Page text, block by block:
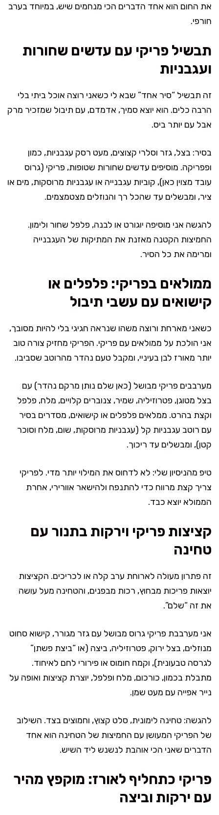
את החום הוא אחד הדברים הכי מנחמים שיש, במיוחד בערב
חורפי.
תבשיל פריקי עם עדשים שחורות
ועגבניות
זה תבשיל “סיר אחד” שבא לי כשאני רוצה אוכל ביתי בלי
הרבה כלים. הוא יוצא סמיך, אדמדם, עם תיבול שמזכיר מרק
אבל עם יותר ביס.
בסיר: בצל, גזר וסלרי קצוצים, מעט רסק עגבניות, כמון
ופפריקה. מוסיפים עדשים שחורות שטופות, פריקי (גרוס
עובד מצוין כאן), קוביות עגבנייה או עגבניות מרוסקות, מים או
ציר, ומבשלים עד שהכל רך והנוזלים מצטמצמים.
להגשה אני מוסיפה יוגורט או לבנה, פלפל שחור ולימון.
החמיצות הקטנה מאזנת את המתיקות של העגבנייה
ומרימה את כל הסיר.
ממולאים בפריקי: פלפלים או
קישואים עם עשבי תיבול
כשאני מארחת ורוצה משהו שנראה חגיגי בלי להיות מסובך,
אני הולכת על ממולאים עם פריקי. הפריקי מחזיק צורה טוב
יותר מאורז לבן בעיניי, ומקבל טעם נהדר מהרוטב שסביבו.
מערבבים פריקי מבושל (כאן שלם נותן מרקם נהדר) עם
בצל מטוגן, פטרוזיליה, שמיר, צנוברים קלויים, מלח, פלפל
וקצת בהרט. ממלאים פלפלים או קישואים, מסדרים בסיר
עם רוטב עגבניות קל (עגבניות מרוסקות, שום, מלח וסוכר
קטן), ומבשלים עד ריכוך.
טיפ מהניסיון שלי: לא לדחוס את המילוי יותר מדי. לפריקי
צריך קצת מרווח כדי להתנפח ולהישאר אוורירי, אחרת
הממולא יוצא כבד.
קציצות פריקי וירקות בתנור עם
טחינה
זה פתרון מעולה לארוחת ערב קלה או לכריכים. הקציצות
יוצאות פריכות מבחוץ, רכות מבפנים, והטחינה מעל עושה
את זה “שלם”.
אני מערבבת פריקי גרוס מבושל עם גזר מגורר, קישוא סחוט
מנוזלים, בצל ירוק, פטרוזיליה, ביצה (או “ביצת פשתן”
לגרסה טבעונית), וקמח חומוס או פירורי לחם לאיחוד.
מתבלת בכמון, כורכום, מלח ופלפל, יוצרת קציצות ואופה על
נייר אפייה עם מעט שמן.
להגשה: טחינה לימונית, סלט קצוץ, וחמוצים בצד. השילוב
של הפריקי המעושן עם החמיצות של הטחינה הוא אחד
הדברים שאני הכי אוהבת לנשנש ליד השיש.
פריקי כתחליף לאורז: מוקפץ מהיר
עם ירקות וביצה